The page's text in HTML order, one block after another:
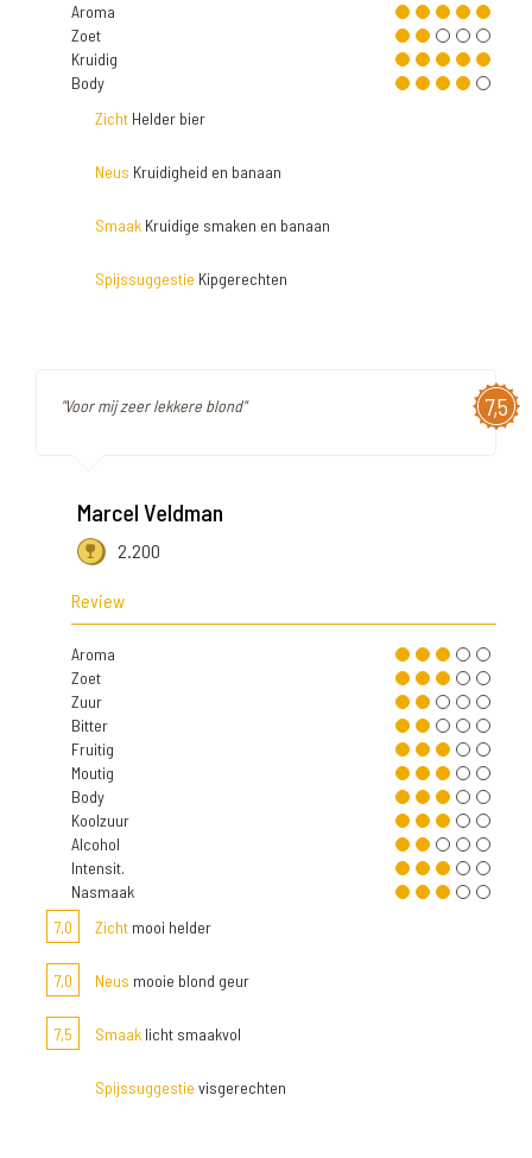
Aroma
Zoet
Kruidig
Body
Zicht Helder bier
Neus Kruidigheid en banaan
Smaak Kruidige smaken en banaan
Spijssuggestie Kipgerechten
7,5
"Voor mij zeer lekkere blond"
Marcel Veldman
2.200
Review
Aroma
Zoet
Zuur
Bitter
Fruitig
Moutig
Body
Koolzuur
Alcohol
Intensit.
Nasmaak
7,0
Zicht mooi helder
7,0 Neus mooie blond geur
7,5 Smaak licht smaakvol
Spijssuggestie visgerechten